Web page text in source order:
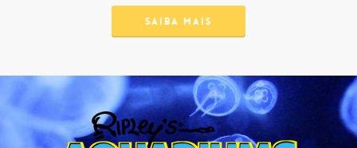
SAIBA MAIS